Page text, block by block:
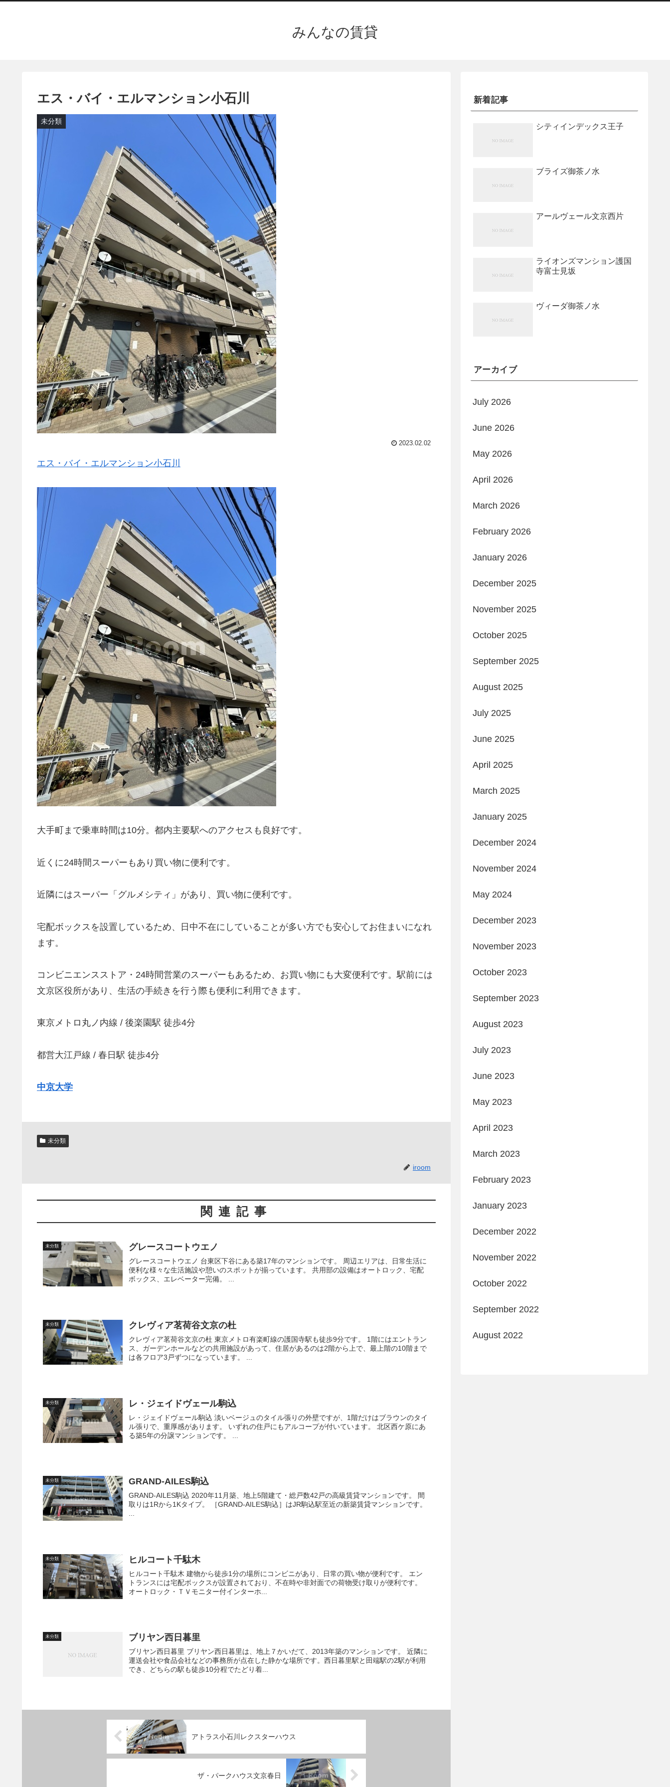
みんなの賃貸
エス・バイ・エルマンション小石川
未分類
2023.02.02
エス・バイ・エルマンション小石川
大手町まで乗車時間は10分。都内主要駅へのアクセスも良好です。
近くに24時間スーパーもあり買い物に便利です。
近隣にはスーパー「グルメシティ」があり、買い物に便利です。
宅配ボックスを設置しているため、日中不在にしていることが多い方でも安心してお住まいになれ
ます。
コンビニエンスストア・24時間営業のスーパーもあるため、お買い物にも大変便利です。駅前には
文京区役所があり、生活の手続きを行う際も便利に利用できます。
東京メトロ丸ノ内線 / 後楽園駅 徒歩4分
都営大江戸線 / 春日駅 徒歩4分
中京大学
未分類
iroom
関連記事
未分類 グレースコートウエノ
グレースコートウエノ 台東区下谷にある築17年のマンションです。 周辺エリアは、日常生活に
便利な様々な生活施設や憩いのスポットが揃っています。 共用部の設備はオートロック、宅配
ボックス、エレベーター完備。 ...
未分類 クレヴィア茗荷谷文京の杜
クレヴィア茗荷谷文京の杜 東京メトロ有楽町線の護国寺駅も徒歩9分です。 1階にはエントラン
ス、ガーデンホールなどの共用施設があって、住居があるのは2階から上で、最上階の10階まで
未分類 レ・ジェイドヴェール駒込
レ・ジェイドヴェール駒込 淡いベージュのタイル張りの外壁ですが、1階だけはブラウンのタイ
ル張りで、重厚感があります。 いずれの住戸にもアルコープが付いています。 北区西ケ原にあ
未分類 GRAND-AILES駒込
GRAND-AILES駒込 2020年11月築、地上5階建て・総戸数42戸の高級賃貸マンションです。 間
取りは1Rから1Kタイプ。 ［GRAND-AILES駒込］はJR駒込駅至近の新築賃貸マンションです。
...
未分類 ヒルコート千駄木
ヒルコート千駄木 建物から徒歩1分の場所にコンビニがあり、日常の買い物が便利です。 エン
トランスには宅配ボックスが設置されており、不在時や非対面での荷物受け取りが便利です。
オートロック・ＴＶモニター付インターホ...
未分類 ブリヤン西日暮里
ブリヤン西日暮里 ブリヤン西日暮里は、地上７かいだて、2013年築のマンションです。 近隣に
運送会社や食品会社などの事務所が点在した静かな場所です。西日暮里駅と田端駅の2駅が利用
でき、どちらの駅も徒歩10分程でたどり着...
アトラス小石川レクスターハウス
ザ・パークハウス文京春日
新着記事
シティインデックス王子
ブライズ御茶ノ水
アールヴェール文京西片
ライオンズマンション護国
寺富士見坂
ヴィーダ御茶ノ水
アーカイブ
July 2026
June 2026
May 2026
April 2026
March 2026
February 2026
January 2026
December 2025
November 2025
October 2025
September 2025
August 2025
July 2025
June 2025
April 2025
March 2025
January 2025
December 2024
November 2024
May 2024
December 2023
November 2023
October 2023
September 2023
August 2023
July 2023
June 2023
May 2023
April 2023
March 2023
February 2023
January 2023
December 2022
November 2022
October 2022
September 2022
August 2022